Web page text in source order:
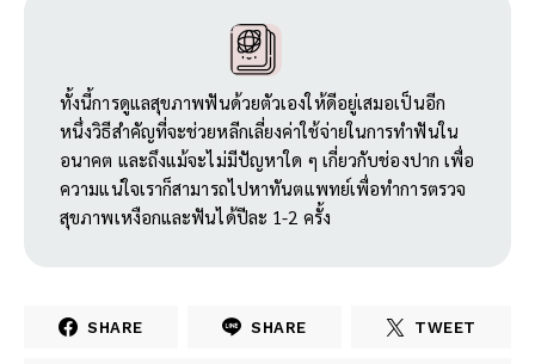
ทั้งนี้การดูแลสุขภาพฟันด้วยตัวเองให้ดีอยู่เสมอเป็นอีก
หนึ่งวิธีสำคัญที่จะช่วยหลีกเลี่ยงค่าใช้จ่ายในการทำฟันใน
อนาคต และถึงแม้จะไม่มีปัญหาใด ๆ เกี่ยวกับช่องปาก เพื่อ
ความแน่ใจเราก็สามารถไปหาทันตแพทย์เพื่อทำการตรวจ
สุขภาพเหงือกและฟันได้ปีละ 1-2 ครั้ง
SHARE SHARE TWEET